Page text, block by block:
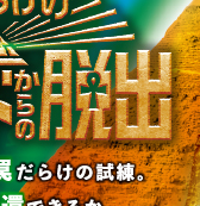
質問や
ださい